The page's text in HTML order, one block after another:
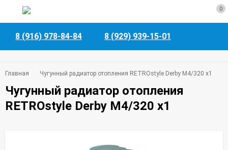
0
8 (916) 978-84-84 8 (929) 939-15-01
Главная Чугунный радиатор отопления RETROstyle Derby М4/320 x1
Чугунный радиатор отопления
RETROstyle Derby М4/320 x1